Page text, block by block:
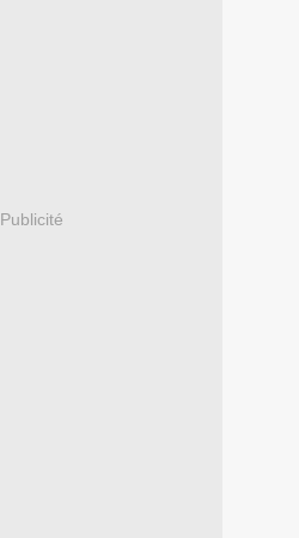
Publicité